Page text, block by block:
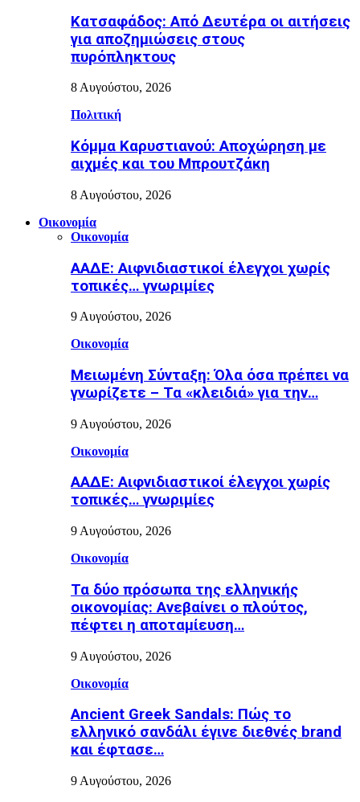
Κατσαφάδος: Από Δευτέρα οι αιτήσεις
για αποζημιώσεις στους
πυρόπληκτους
8 Αυγούστου, 2026
Πολιτική
Κόμμα Καρυστιανού: Αποχώρηση με
αιχμές και του Μπρουτζάκη
8 Αυγούστου, 2026
Οικονομία
Οικονομία
ΑΑΔΕ: Αιφνιδιαστικοί έλεγχοι χωρίς
τοπικές… γνωριμίες
9 Αυγούστου, 2026
Οικονομία
Μειωμένη Σύνταξη: Όλα όσα πρέπει να
γνωρίζετε – Τα «κλειδιά» για την…
9 Αυγούστου, 2026
Οικονομία
ΑΑΔΕ: Αιφνιδιαστικοί έλεγχοι χωρίς
τοπικές… γνωριμίες
9 Αυγούστου, 2026
Οικονομία
Τα δύο πρόσωπα της ελληνικής
οικονομίας: Aνεβαίνει ο πλούτος,
πέφτει η αποταμίευση…
9 Αυγούστου, 2026
Οικονομία
Ancient Greek Sandals: Πώς το
ελληνικό σανδάλι έγινε διεθνές brand
και έφτασε…
9 Αυγούστου, 2026